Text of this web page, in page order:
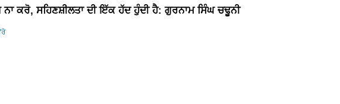
ਕਰੋ, ਸਹਿਣਸ਼ੀਲਤਾ ਦੀ ਇੱਕ ਹੱਦ ਹੁੰਦੀ ਹੈ: ਗੁਰਨਾਮ ਸਿੰਘ ਚਢੂਨੀ